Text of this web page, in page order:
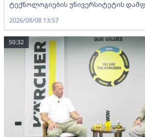
ტექნოლოგიების უნივერსიტეტის
2026/08/08 13:57
50:32